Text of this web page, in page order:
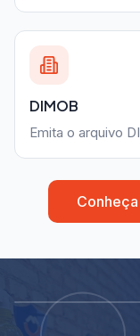
DIMOB
Emita o arquivo